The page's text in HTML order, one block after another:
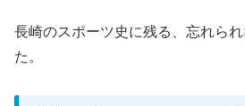
長崎のスポーツ史に残る、忘れら
た。